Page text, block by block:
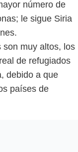
número de
le sigue Siria
son muy altos, los
de refugiados
debido a que
países de